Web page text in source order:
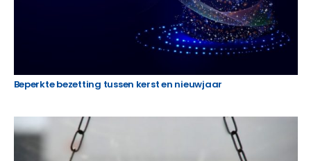
Beperkte bezetting tussen kerst en nieuwjaar